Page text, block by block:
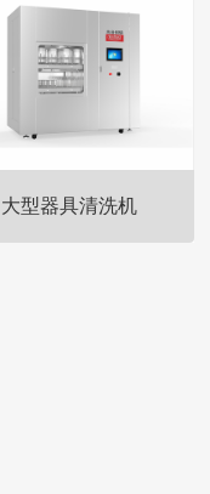
大型器具清洗机